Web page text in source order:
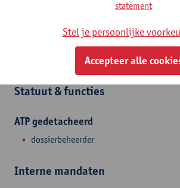
Antwerp School of Education
Statuut & functies
ATP gedetacheerd
dossierbeheerder
Interne mandaten
statement
Stel je persoonlijke
Accepteer alle